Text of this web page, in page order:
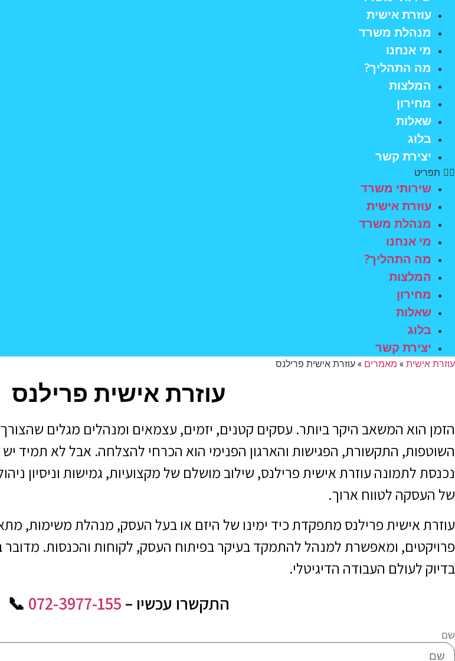
עוזרת אישית
מנהלת משרד
מי אנחנו
מה התהליך?
המלצות
מחירון
שאלות
בלוג
יצירת קשר
תפריט
שירותי משרד
עוזרת אישית
מנהלת משרד
מי אנחנו
מה התהליך?
המלצות
מחירון
שאלות
בלוג
יצירת קשר
עוזרת אישית» מאמרים »עוזרת אישית פרילנס
עוזרת אישית פרילנס
הזמן הוא המשאב היקר ביותר. עסקים קטנים, יזמים, עצמאים ומנהלים מגלים
השוטפות, התקשורת, הפגישות והארגון הפנימי הוא הכרחי להצלחה. אבל לא תמיד
נכנסת לתמונה עוזרת אישית פרילנס, שילוב מושלם של מקצועיות, גמישות וניסיון
של העסקה לטווח ארוך.
עוזרת אישית פרילנס מתפקדת כיד ימינו של היזם או בעל העסק, מנהלת משימות,
פרויקטים, ומאפשרת למנהל להתמקד בעיקר בפיתוח העסק, לקוחות והכנסות. מדובר
בדיוק לעולם העבודה הדיגיטלי.
התקשרו עכשיו – 072-3977-155
​ 📞
שם